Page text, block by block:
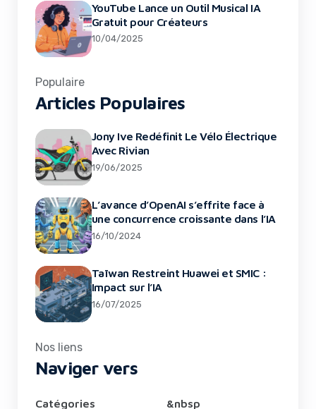
YouTube Lance un Outil Musical IA
Gratuit pour Créateurs
10/04/2025
Populaire
Articles Populaires
Jony Ive Redéfinit Le Vélo Électrique
Avec Rivian
19/06/2025
L’avance d’OpenAI s’effrite face à
une concurrence croissante dans l’IA
16/10/2024
Taïwan Restreint Huawei et SMIC :
Impact sur l’IA
16/07/2025
Nos liens
Naviger vers
Catégories &nbsp